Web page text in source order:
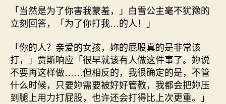
「当然是为了你害我蒙羞，」白雪公主毫不犹豫的
立刻回答，「为了你打我…的人！」
「你的人？亲爱的女孩，妳的屁股真的是非常该
打，」贾斯响应「很早就该有人做这件事了。妳说
不要再这样做……但相反的，我很确定的是，不管
什么时候，只要妳需要被好好管教，我都会把妳压
到腿上用力打屁股，也许还会打得比上次更重。」